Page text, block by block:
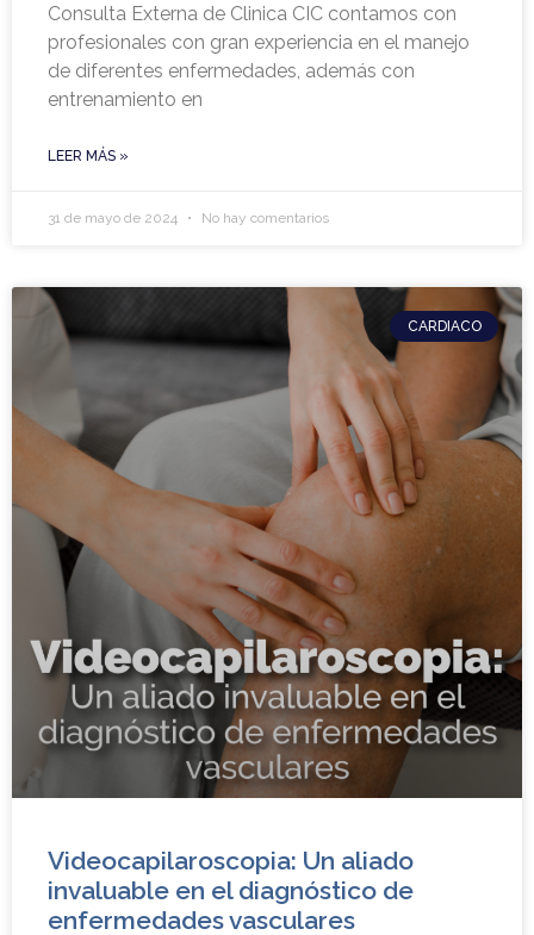
Consulta Externa de Clinica CIC contamos con
profesionales con gran experiencia en el manejo
de diferentes enfermedades, además con
entrenamiento en
LEER MÁS »
31 de mayo de 2024 No hay comentarios
CARDIACO
Videocapilaroscopia: Un aliado
invaluable en el diagnóstico de
enfermedades vasculares